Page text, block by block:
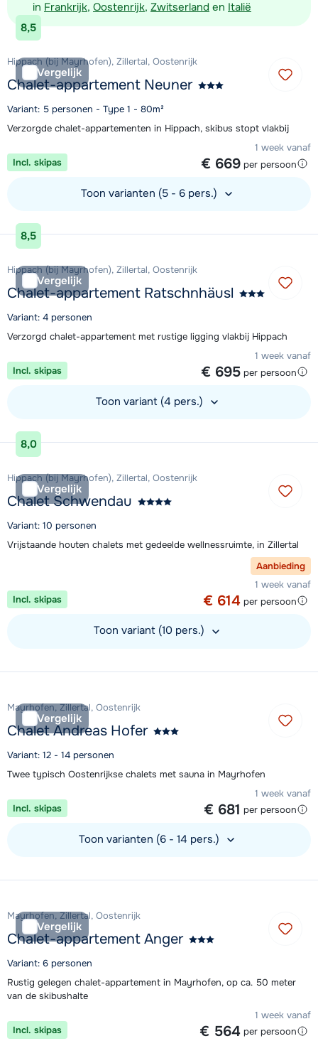
in Frankrijk, Oostenrijk, Zwitserland en Italië
8,5
Vergelijk
Hippach (bij Mayrhofen), Zillertal, Oostenrijk
Chalet-appartement Neuner
Variant: 5 personen - Type 1 - 80m²
Verzorgde chalet-appartementen in Hippach, skibus stopt vlakbij
1 week vanaf
€ 669 per persoon
Incl. skipas
Toon varianten (5 - 6 pers.)
Bekijk accommodatie
8,5
Vergelijk
Hippach (bij Mayrhofen), Zillertal, Oostenrijk
Chalet-appartement Ratschnhäusl
Variant: 4 personen
Verzorgd chalet-appartement met rustige ligging vlakbij Hippach
1 week vanaf
€ 695 per persoon
Incl. skipas
Toon variant (4 pers.)
Bekijk accommodatie
8,0
Vergelijk
Hippach (bij Mayrhofen), Zillertal, Oostenrijk
Chalet Schwendau
Variant: 10 personen
Vrijstaande houten chalets met gedeelde wellnessruimte, in Zillertal
Aanbieding
1 week vanaf
€ 614 per persoon
Incl. skipas
Toon variant (10 pers.)
Vergelijk
Mayrhofen, Zillertal, Oostenrijk
Chalet Andreas Hofer
Variant: 12 - 14 personen
Twee typisch Oostenrijkse chalets met sauna in Mayrhofen
1 week vanaf
€ 681 per persoon
Incl. skipas
Toon varianten (6 - 14 pers.)
Vergelijk
Mayrhofen, Zillertal, Oostenrijk
Chalet-appartement Anger
Variant: 6 personen
Rustig gelegen chalet-appartement in Mayrhofen, op ca. 50 meter
van de skibushalte
1 week vanaf
€ 564 per persoon
Incl. skipas